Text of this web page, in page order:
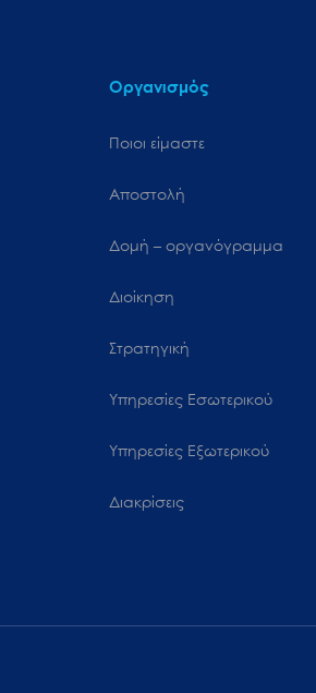
Οργανισμός
Ποιοι είμαστε
Αποστολή
Δομή – οργανόγραμμα
Διοίκηση
Στρατηγική
Υπηρεσίες Εσωτερικού
Υπηρεσίες Εξωτερικού
Διακρίσεις